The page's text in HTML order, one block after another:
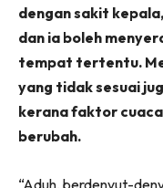
dengan sakit
dan ia boleh
tempat tertentu.
yang tidak sesuai
kerana faktor
berubah.
“Aduh, berdenyut-